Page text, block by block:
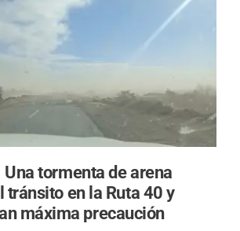
Una tormenta de arena
tránsito en la Ruta 40 y
máxima precaución